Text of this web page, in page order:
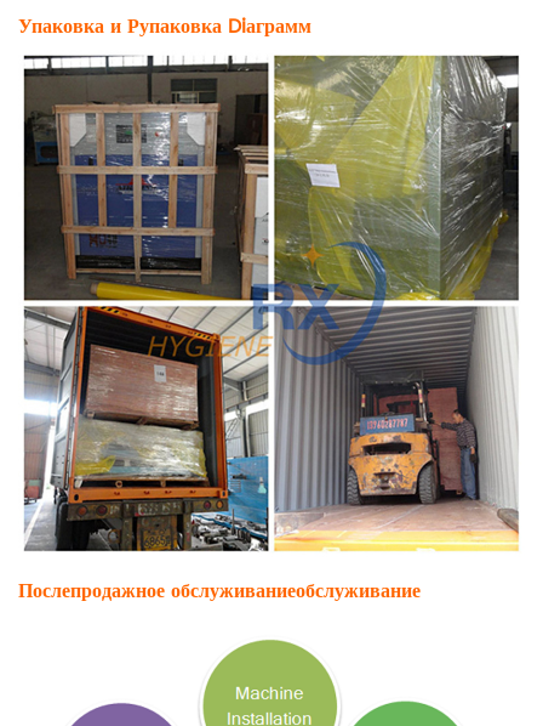
Упаковка и Рупаковка Diаграмм
Послепродажное обслуживаниеобслуживание